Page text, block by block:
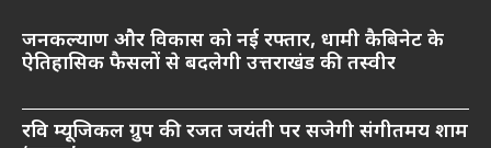
जनकल्याण और विकास को नई रफ्तार, धामी कैबिनेट के
ऐतिहासिक फैसलों से बदलेगी उत्तराखंड की तस्वीर
रवि म्यूजिकल ग्रुप की रजत जयंती पर सजेगी संगीतमय शाम